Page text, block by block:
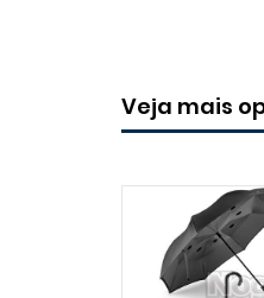
Veja mais